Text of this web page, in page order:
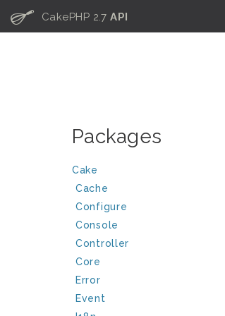
C CakePHP 2.7API
Packages
Cake
Cache
Configure
Console
Controller
Core
Error
Event